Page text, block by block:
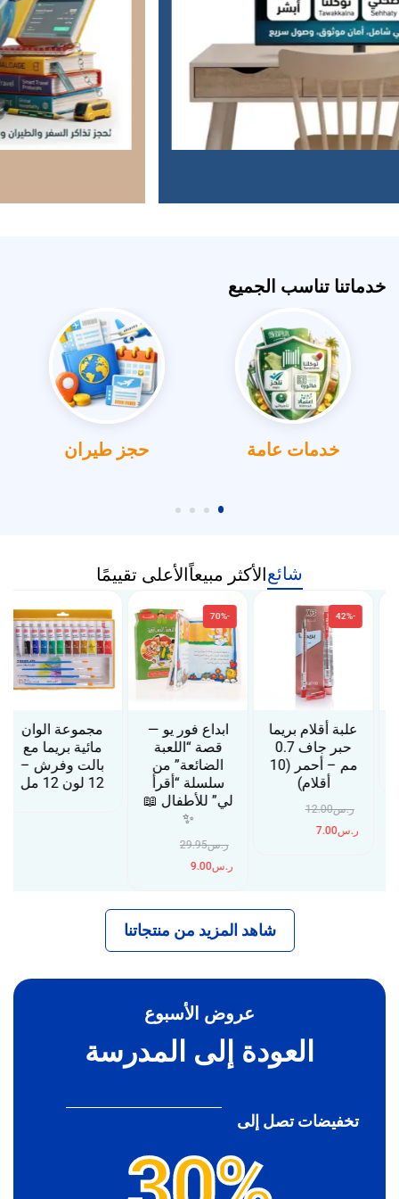
خدماتنا تناسب الجميع
خدمات عامة حجز طيران
شائعالأكثر مبيعاًالأعلى تقييمًا
علبة أقلام بريما
حبر جاف 0.7
مم – أحمر (10
أقلام)
ر.س12.00
ر.س7.00
ابداع فور يو —
قصة “اللعبة
الضائعة” من
سلسلة “أقرأ
لي” للأطفال 📖
ر.س29.95
ر.س9.00
مجموعة الوان
مائية بريما مع
بالت وفرش –
12 لون 12 مل
شاهد المزيد من منتجاتنا
عروض الأسبوع
العودة إلى المدرسة
تخفيضات تصل إلى